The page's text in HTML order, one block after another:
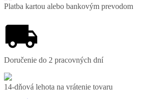
Platba kartou alebo bankovým prevodom
Doručenie do 2 pracovných dní
14-dňová lehota na vrátenie tovaru